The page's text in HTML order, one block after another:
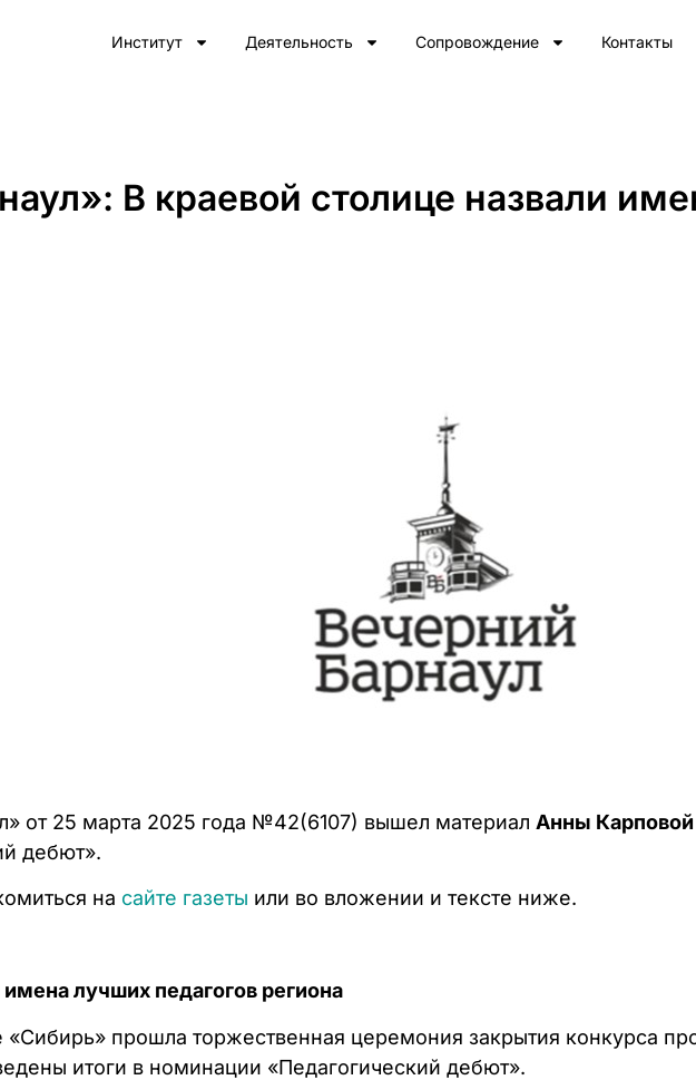
Институт Деятельность Сопровождение Контакты
В краевой столице назвали
от 25 марта 2025 года №42(6107) вышел материал Анны Карповой
дебют».
на сайте газеты или во вложении и тексте ниже.
лучших педагогов региона
«Сибирь» прошла торжественная церемония закрытия конкурса
итоги в номинации «Педагогический дебют».